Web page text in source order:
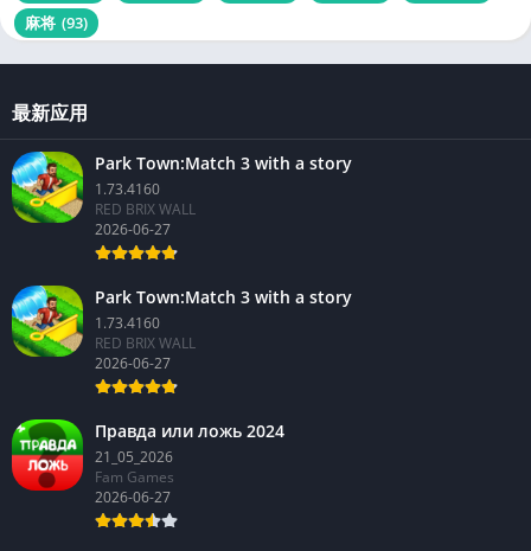
麻将 (93)
最新应用
Park Town:Match 3 with a story
1.73.4160
RED BRIX WALL
2026-06-27
Park Town:Match 3 with a story
1.73.4160
RED BRIX WALL
2026-06-27
Правда или ложь 2024
21_05_2026
Fam Games
2026-06-27